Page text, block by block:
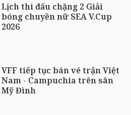
Lịch thi đấu chặng 2 Giải
bóng chuyền nữ SEA V.Cup
2026
VFF tiếp tục bán vé trận Việt
Nam - Campuchia trên sân
Mỹ Đình